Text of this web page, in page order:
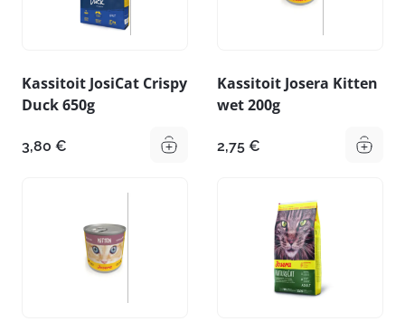
Kassitoit JosiCat Crispy
Duck 650g
3,80 €
Kassitoit Josera Kitten
wet 200g
2,75 €